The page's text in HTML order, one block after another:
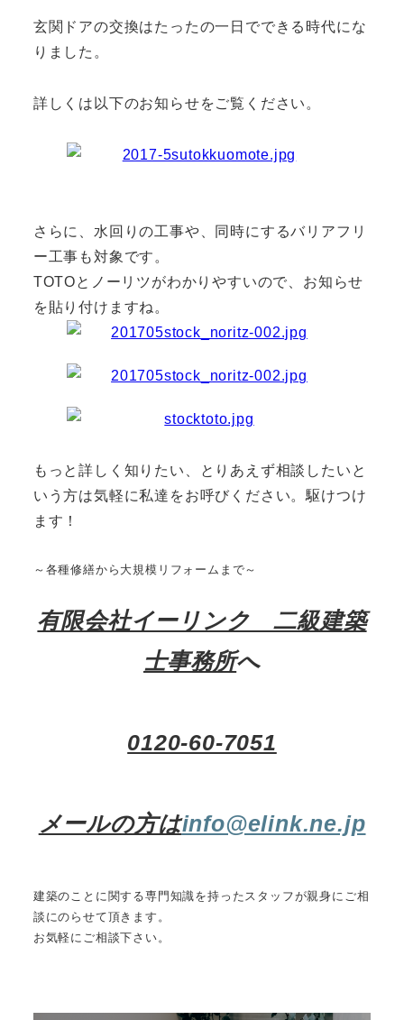
玄関ドアの交換はたったの一日でできる時代にな
りました。
詳しくは以下のお知らせをご覧ください。
さらに、水回りの工事や、同時にするバリアフリ
ー工事も対象です。
TOTOとノーリツがわかりやすいので、お知らせ
を貼り付けますね。
もっと詳しく知りたい、とりあえず相談したいと
いう方は気軽に私達をお呼びください。駆けつけ
ます！
～各種修繕から大規模リフォームまで～
有限会社イーリンク 二級建築
士事務所へ
0120-60-7051
メールの方はinfo@elink.ne.jp
建築のことに関する専門知識を持ったスタッフが親身にご相
談にのらせて頂きます。
お気軽にご相談下さい。